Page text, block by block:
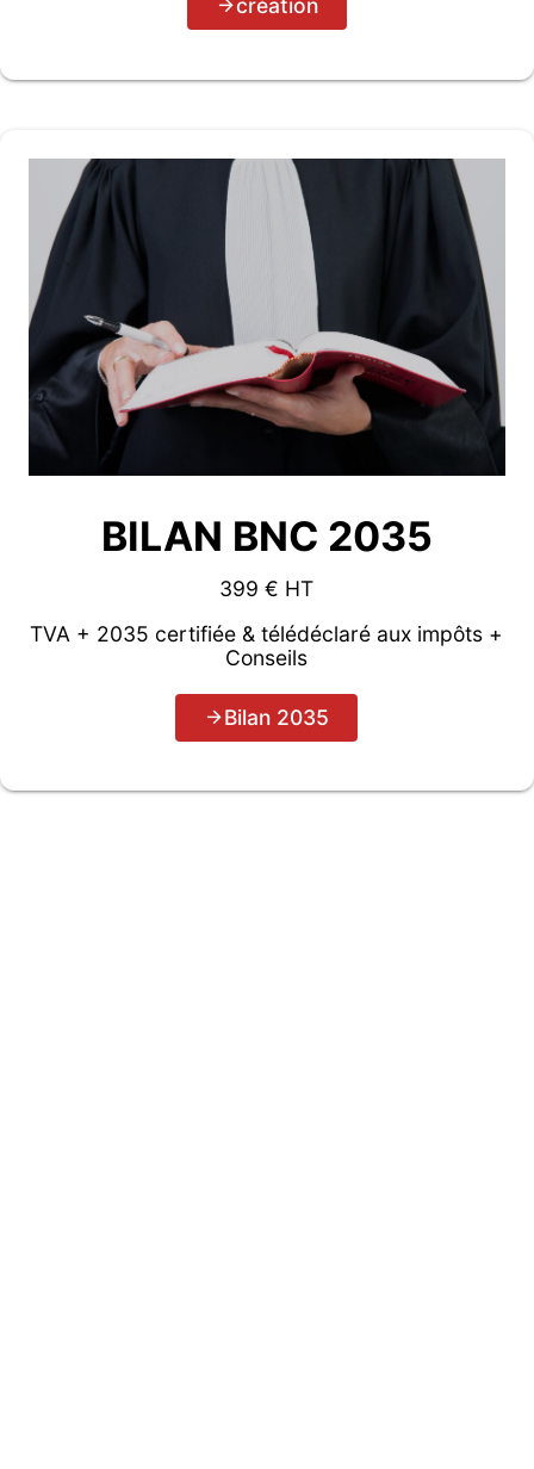
création
BILAN BNC 2035
399 € HT
TVA + 2035 certifiée & télédéclaré aux impôts +
Conseils
Bilan 2035